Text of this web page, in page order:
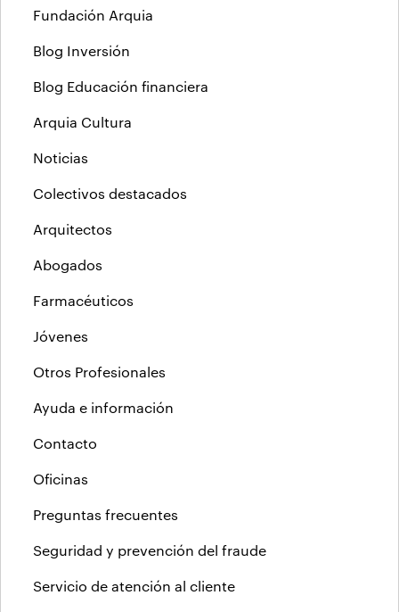
Fundación Arquia
Blog Inversión
Blog Educación financiera
Arquia Cultura
Noticias
Colectivos destacados
Arquitectos
Abogados
Farmacéuticos
Jóvenes
Otros Profesionales
Ayuda e información
Contacto
Oficinas
Preguntas frecuentes
Seguridad y prevención del fraude
Servicio de atención al cliente